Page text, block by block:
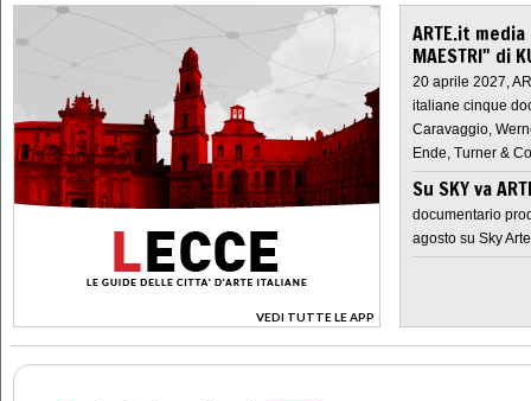
VEDI TUTTE LE APP
>
ARTE.it
MAESTRI" di
20 aprile 2027,
italiane cinque
Caravaggio,
Ende, Turner &
Su SKY va
documentario
agosto su Sky Arte